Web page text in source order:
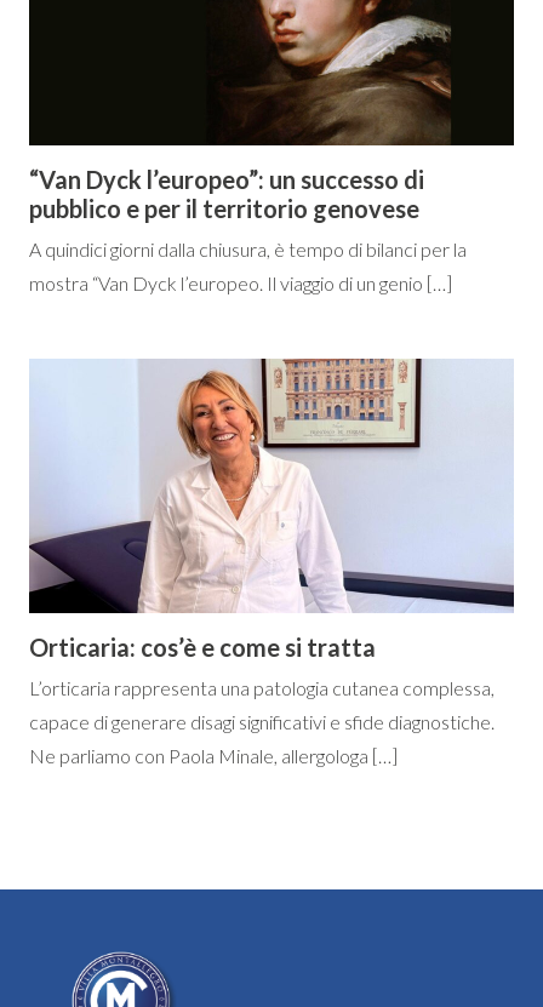
“Van Dyck l’europeo”: un successo di
pubblico e per il territorio genovese
A quindici giorni dalla chiusura, è tempo di bilanci per la
mostra “Van Dyck l’europeo. Il viaggio di un genio […]
Orticaria: cos’è e come si tratta
L’orticaria rappresenta una patologia cutanea complessa,
capace di generare disagi significativi e sfide diagnostiche.
Ne parliamo con Paola Minale, allergologa […]